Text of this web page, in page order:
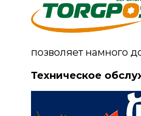
позволяет намного
Техническое